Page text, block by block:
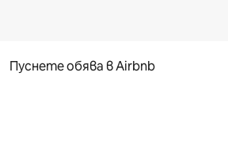
Пуснете обява в Airbnb